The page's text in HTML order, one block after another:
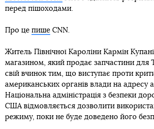
перед пішоходами.
Про це пише CNN.
Житель Північної Кароліни Кармін
магазином, який продає запчастини для
свій вчинок тим, що виступає проти
американських органів влади на адресу
Національна адміністрація з безпеки
США відмовляється дозволити
режиму, поки не буде доведено його